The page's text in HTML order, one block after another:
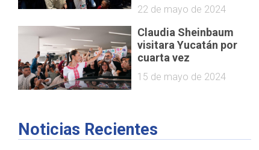
22 de mayo de 2024
Claudia Sheinbaum
visitara Yucatán por
cuarta vez
15 de mayo de 2024
Noticias Recientes